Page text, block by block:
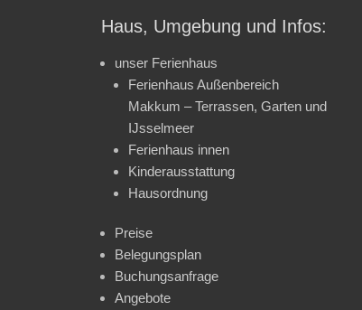
Haus, Umgebung und Infos:
unser Ferienhaus
Ferienhaus Außenbereich
Makkum – Terrassen, Garten und
IJsselmeer
Ferienhaus innen
Kinderausstattung
Hausordnung
Preise
Belegungsplan
Buchungsanfrage
Angebote